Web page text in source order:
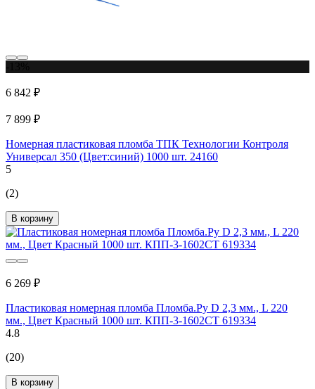
6 842 ₽
7 899 ₽
Номерная пластиковая пломба ТПК Технологии Контроля
Универсал 350 (Цвет:синий) 1000 шт. 24160
5
(2)
В корзину
6 269 ₽
Пластиковая номерная пломба Пломба.Ру D 2,3 мм., L 220
мм., Цвет Красный 1000 шт. КПП-3-1602СТ 619334
4.8
(20)
В корзину